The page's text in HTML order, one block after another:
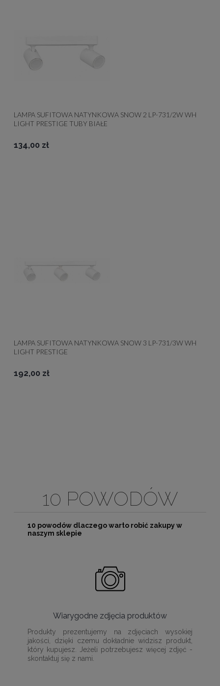
LAMPA SUFITOWA NATYNKOWA SNOW 2 LP-731/2W WH
LIGHT PRESTIGE TUBY BIAŁE
134,00 zł
LAMPA SUFITOWA NATYNKOWA SNOW 3 LP-731/3W WH
LIGHT PRESTIGE
192,00 zł
10 POWODÓW
10 powodów dlaczego warto robić zakupy w
naszym sklepie
Wiarygodne zdjęcia produktów
Produkty prezentujemy na zdjęciach wysokiej
jakości, dzięki czemu dokładnie widzisz produkt,
który kupujesz. Jeżeli potrzebujesz więcej zdjęć -
skontaktuj się z nami.